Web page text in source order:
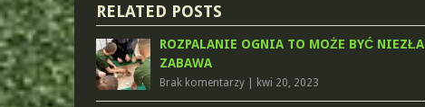
RELATED POSTS
ROZPALANIE OGNIA TO MOŻE BYĆ NIEZŁA
ZABAWA
Brak komentarzy| kwi 20, 2023